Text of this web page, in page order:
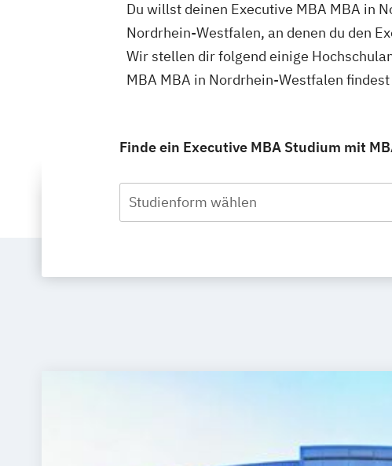
Du willst deinen Executive MBA MBA in
Nordrhein-Westfalen, an denen du den
Wir stellen dir folgend einige
MBA MBA in Nordrhein-Westfalen
Finde ein Executive MBA Studium mit
Studienform wählen